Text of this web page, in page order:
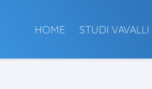
HOME STUDI VAVALLI